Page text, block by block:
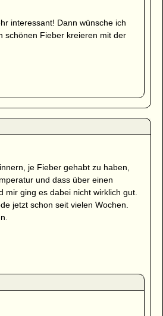
interessant! Dann wünsche ich
schönen Fieber kreieren mit der
je Fieber gehabt zu haben,
und dass über einen
mir ging es dabei nicht wirklich gut.
jetzt schon seit vielen Wochen.